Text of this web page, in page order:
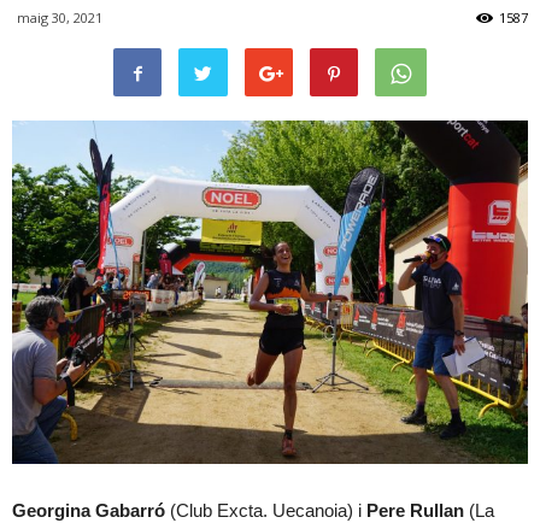
maig 30, 2021 1587
Georgina Gabarró (Club Excta. Uecanoia) i Pere Rullan (La